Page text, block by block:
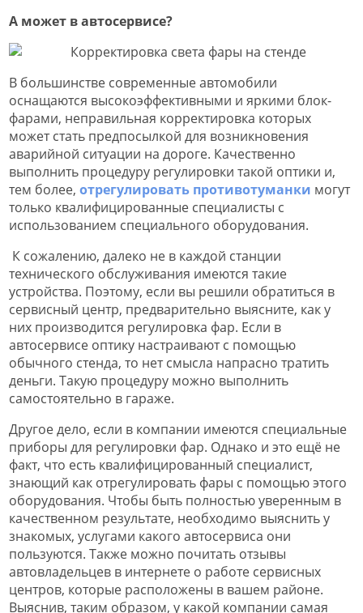
А может в автосервисе?
В большинстве современные автомобили
оснащаются высокоэффективными и яркими блок-
фарами, неправильная корректировка которых
может стать предпосылкой для возникновения
аварийной ситуации на дороге. Качественно
выполнить процедуру регулировки такой оптики и,
тем более, отрегулировать противотуманки могут
только квалифицированные специалисты с
использованием специального оборудования.
К сожалению, далеко не в каждой станции
технического обслуживания имеются такие
устройства. Поэтому, если вы решили обратиться в
сервисный центр, предварительно выясните, как у
них производится регулировка фар. Если в
автосервисе оптику настраивают с помощью
обычного стенда, то нет смысла напрасно тратить
деньги. Такую процедуру можно выполнить
самостоятельно в гараже.
Другое дело, если в компании имеются специальные
приборы для регулировки фар. Однако и это ещё не
факт, что есть квалифицированный специалист,
знающий как отрегулировать фары с помощью этого
оборудования. Чтобы быть полностью уверенным в
качественном результате, необходимо выяснить у
знакомых, услугами какого автосервиса они
пользуются. Также можно почитать отзывы
автовладельцев в интернете о работе сервисных
центров, которые расположены в вашем районе.
Выяснив, таким образом, у какой компании самая